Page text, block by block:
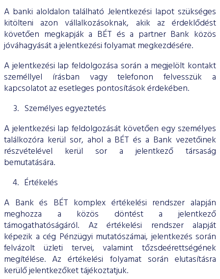
A banki aloldalon található Jelentkezési lapot szükséges
kitölteni azon vállalkozásoknak, akik az érdeklődést
követően megkapják a BÉT és a partner Bank közös
jóváhagyását a jelentkezési folyamat megkezdésére.
A jelentkezési lap feldolgozása során a megjelölt kontakt
személlyel írásban vagy telefonon felvesszük a
kapcsolatot az esetleges pontosítások érdekében.
Személyes egyeztetés
A jelentkezési lap feldolgozását követően egy személyes
találkozóra kerül sor, ahol a BÉT és a Bank vezetőinek
részvételével kerül sor a jelentkező társaság
bemutatására.
Értékelés
A Bank és BÉT komplex értékelési rendszer alapján
meghozza a közös döntést a jelentkező
támogathatóságáról. Az értékelési rendszer alapját
képezik a cég Pénzügyi mutatószámai, jelentkezés során
felvázolt üzleti tervei, valamint tőzsdeérettségének
megítélése. Az értékelési folyamat során elutasításra
kerülő jelentkezőket tájékoztatjuk.